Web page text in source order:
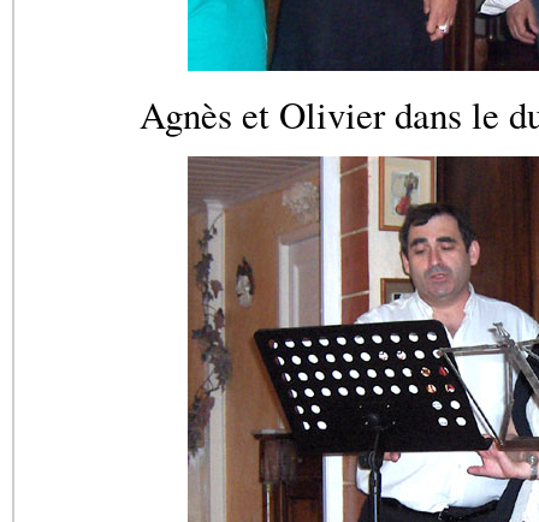
Agnès et Olivier dans le